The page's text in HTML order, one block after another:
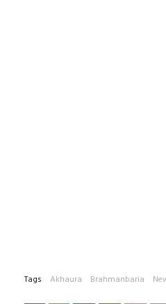
Tags Akhaura Brahmanbaria